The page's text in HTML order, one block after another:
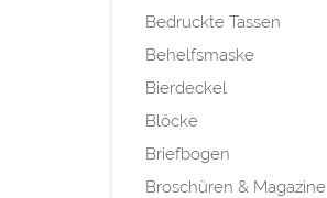
Bedruckte Tassen
Behelfsmaske
Bierdeckel
Blöcke
Briefbogen
Broschüren & Magazine